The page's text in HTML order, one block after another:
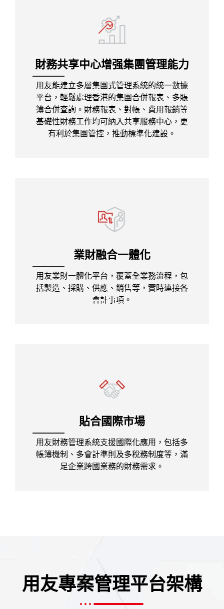
財務共享中心增强集團管理能力
用友能建立多層集團式管理系統的統一數據
平台，輕鬆處理香港的集團合併報表、多賬
簿合併查詢。財務報表、對帳、費用報銷等
基礎性財務工作均可納入共享服務中心，更
有利於集團管控，推動標準化建設。
業財融合一體化
用友業財一體化平台，覆蓋全業務流程，包
括製造、採購、供應、銷售等，實時連接各
會計事項。
貼合國際市場
用友財務管理系統支援國際化應用，包括多
帳簿機制、多會計準則及多稅務制度等，滿
足企業跨國業務的財務需求。
用友專案管理平台架構